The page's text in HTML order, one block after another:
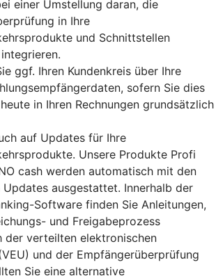
einer Umstellung daran, die
in Ihre
und Schnittstellen
ggf. Ihren Kundenkreis über Ihre
sofern Sie dies
in Ihren Rechnungen grundsätzlich
auf Updates für Ihre
Unsere Produkte Profi
cash werden automatisch mit den
ausgestattet. Innerhalb der
Software finden Sie Anleitungen,
und Freigabeprozess
der verteilten elektronischen
und der Empfängerüberprüfung
Sie eine alternative